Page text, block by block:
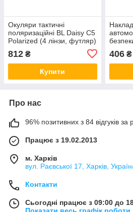
Окуляри тактичні
поляризаційні BL Daisy C5
Polarized (4 лінзи, футляр)
812 ₴
Купити
406₴
Про нас
96% позитивних з 84 відгуків за
Працює з 19.02.2013
м. Харків
вул. Раєвської 17, Харків,
Контакти
Сьогодні працює з 09:00 до